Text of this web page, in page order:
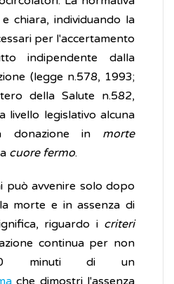
chiara, individuando la
per l'accertamento
indipendente dalla
(legge n.578, 1993;
della Salute n.582,
livello legislativo alcuna
donazione in morte
cuore fermo.
può avvenire solo dopo
morte e in assenza di
riguardo i criteri
continua per non
minuti di un